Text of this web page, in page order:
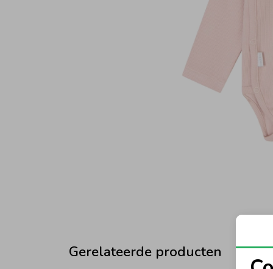
Gerelateerde producten